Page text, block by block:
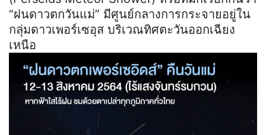
“ฝนดาวตกวันแม่” มีศูนย์กลางการกระจายอยู่ใน
กลุ่มดาวเพอร์เซอุส บริเวณทิศตะวันออกเฉียง
เหนือ